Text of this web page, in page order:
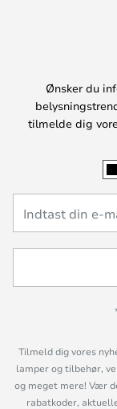
Ønsker du
tilmelde dig
Tilmeld dig vores
lamper og tilbehør,
og meget mere! Vær
rabatkoder,